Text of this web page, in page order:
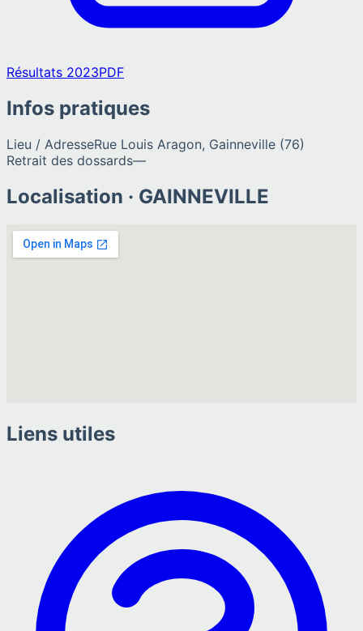
Résultats 2023PDF
Infos pratiques
Lieu / AdresseRue Louis Aragon, Gainneville (76)
Retrait des dossards—
Localisation · GAINNEVILLE
Liens utiles